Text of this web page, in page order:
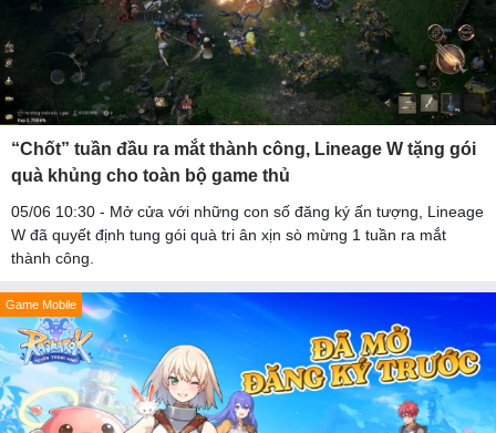
“Chốt” tuần đầu ra mắt thành công, Lineage W tặng gói
quà khủng cho toàn bộ game thủ
05/06 10:30 - Mở cửa với những con số đăng ký ấn tượng, Lineage
W đã quyết định tung gói quà tri ân xịn sò mừng 1 tuần ra mắt
thành công.
Game Mobile